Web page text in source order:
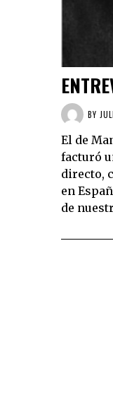
BY
El de
facturó
directo,
en
de